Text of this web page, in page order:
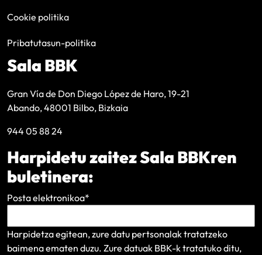
Cookie politika
Pribatutasun-politika
Sala BBK
Gran Vía de Don Diego López de Haro, 19-21
Abando, 48001 Bilbo, Bizkaia
944 05 88 24
Harpidetu zaitez Sala BBKren
buletinera:
Posta elektronikoa*
Harpidetza egitean, zure datu pertsonalak tratatzeko
baimena ematen duzu. Zure datuak BBK-k tratatuko ditu,